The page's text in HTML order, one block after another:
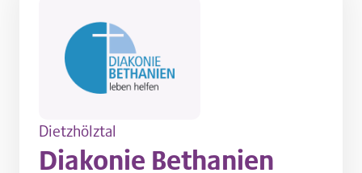
Dietzhölztal
Diakonie Bethanien